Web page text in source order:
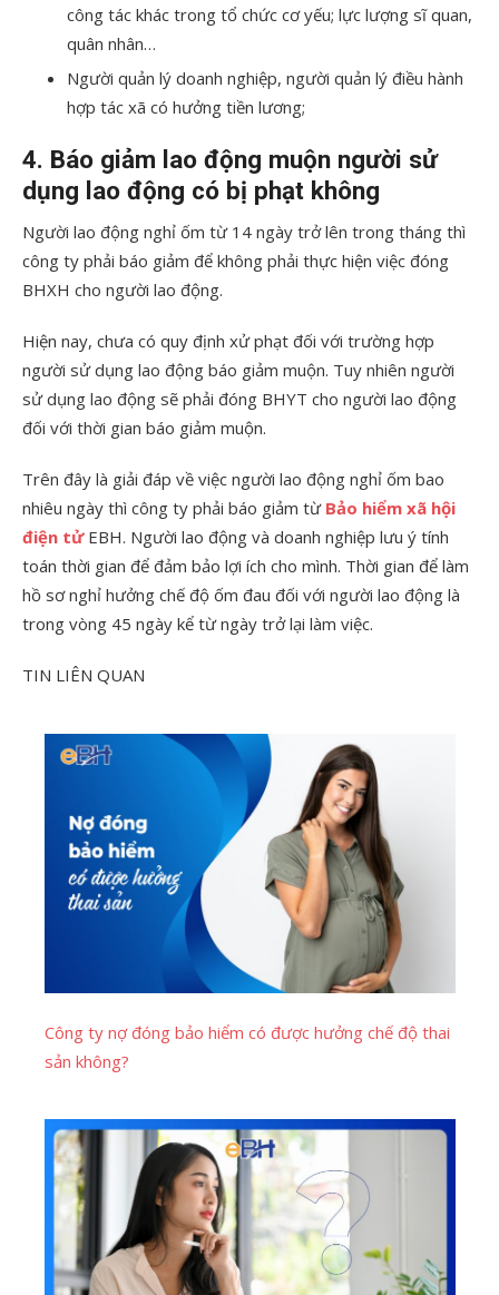
công tác khác trong tổ chức cơ yếu; lực lượng sĩ quan,
quân nhân…
Người quản lý doanh nghiệp, người quản lý điều hành
hợp tác xã có hưởng tiền lương;
4. Báo giảm lao động muộn người sử
dụng lao động có bị phạt không
Người lao động nghỉ ốm từ 14 ngày trở lên trong tháng thì
công ty phải báo giảm để không phải thực hiện việc đóng
BHXH cho người lao động.
Hiện nay, chưa có quy định xử phạt đối với trường hợp
người sử dụng lao động báo giảm muộn. Tuy nhiên người
sử dụng lao động sẽ phải đóng BHYT cho người lao động
đối với thời gian báo giảm muộn.
Trên đây là giải đáp về việc người lao động nghỉ ốm bao
nhiêu ngày thì công ty phải báo giảm từ Bảo hiểm xã hội
điện tửEBH. Người lao động và doanh nghiệp lưu ý tính
toán thời gian để đảm bảo lợi ích cho mình. Thời gian để làm
hồ sơ nghỉ hưởng chế độ ốm đau đối với người lao động là
trong vòng 45 ngày kể từ ngày trở lại làm việc.
TIN LIÊN QUAN
Công ty nợ đóng bảo hiểm có được hưởng chế độ thai
sản không?